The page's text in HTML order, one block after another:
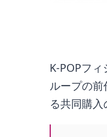
K-POPフ
ループの
る共同購入